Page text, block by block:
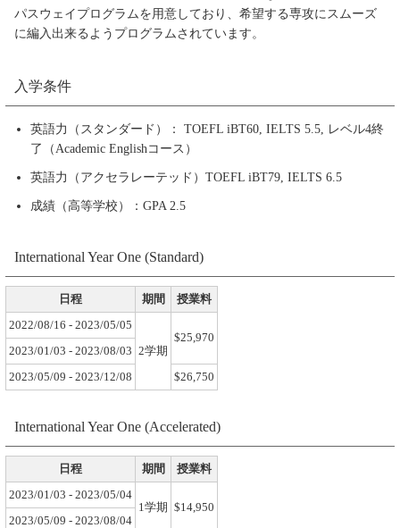
パスウェイプログラムを用意しており、希望する専攻にスムーズ
に編入出来るようプログラムされています。
入学条件
英語力（スタンダード）： TOEFL iBT60, IELTS 5.5, レベル4終
了（Academic Englishコース）
英語力（アクセラレーテッド）TOEFL iBT79, IELTS 6.5
成績（高等学校）：GPA 2.5
International Year One (Standard)
日程 期間 授業料
2022/08/16 - 2023/05/05
2学期
$25,970
2023/01/03 - 2023/08/03
2023/05/09 - 2023/12/08 $26,750
International Year One (Accelerated)
日程 期間 授業料
2023/01/03 - 2023/05/04
1学期
$14,950
2023/05/09 - 2023/08/04